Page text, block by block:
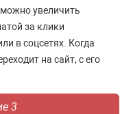
увеличить
за клики
в соцсетях. Когда
на сайт, с его
3